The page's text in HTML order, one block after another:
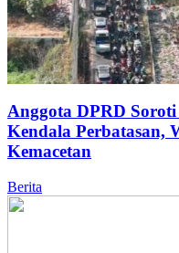
Anggota DPRD
Kendala Perbatasan,
Kemacetan
Berita